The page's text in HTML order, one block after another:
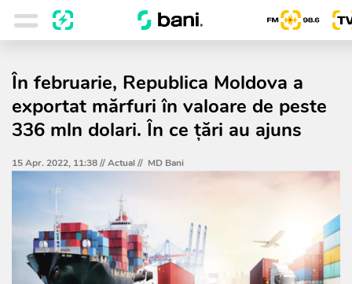
În februarie, Republica Moldova a
exportat mărfuri în valoare de peste
336 mln dolari. În ce țări au ajuns
15 Apr. 2022, 11:38 //Actual// MD Bani